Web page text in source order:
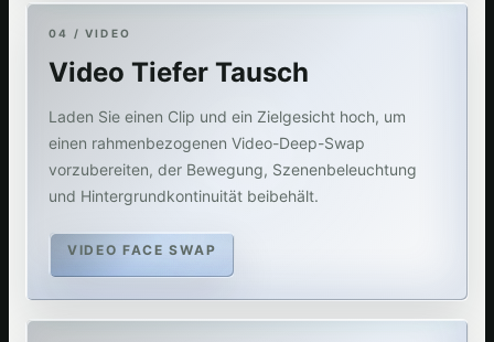
04 / VIDEO
Video Tiefer Tausch
Laden Sie einen Clip und ein Zielgesicht hoch, um
einen rahmenbezogenen Video-Deep-Swap
vorzubereiten, der Bewegung, Szenenbeleuchtung
und Hintergrundkontinuität beibehält.
VIDEO FACE SWAP